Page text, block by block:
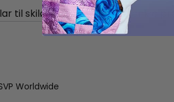
til skiløjperne med dette enkle
Worldwide